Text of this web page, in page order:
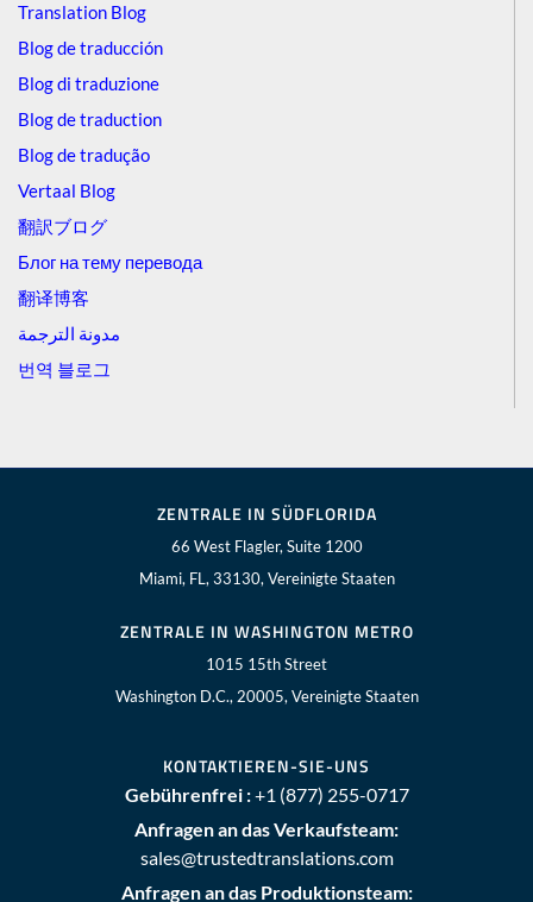
Translation Blog
Blog de traducción
Blog di traduzione
Blog de traduction
Blog de tradução
Vertaal Blog
翻訳ブログ
Блог на тему перевода
翻译博客
مدونة الترجمة
번역 블로그
ZENTRALE IN SÜDFLORIDA
66 West Flagler, Suite 1200
Miami, FL, 33130, Vereinigte Staaten
ZENTRALE IN WASHINGTON METRO
1015 15th Street
Washington D.C., 20005, Vereinigte Staaten
KONTAKTIEREN-SIE-UNS
Gebührenfrei :+1 (877) 255-0717
Anfragen an das Verkaufsteam:
sales@trustedtranslations.com
Anfragen an das Produktionsteam: